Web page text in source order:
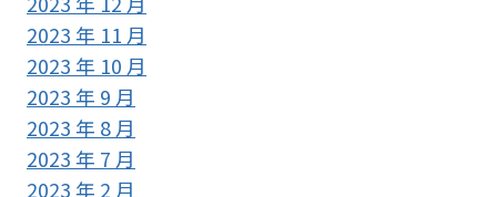
2023 年 11 月
2023 年 10 月
2023 年 9 月
2023 年 8 月
2023 年 7 月
2023 年 2 月